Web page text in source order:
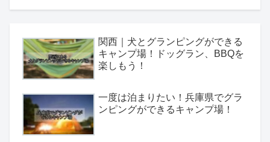
関西｜犬とグランピングができる
キャンプ場！ドッグラン、BBQを
楽しもう！
一度は泊まりたい！兵庫県でグラ
ンピングができるキャンプ場！